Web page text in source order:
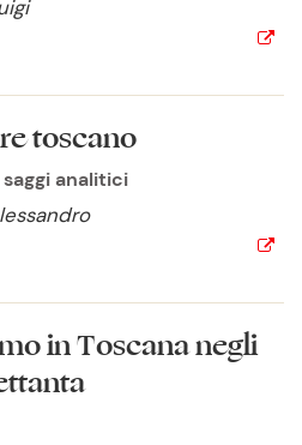
toscano
analitici
in Toscana negli